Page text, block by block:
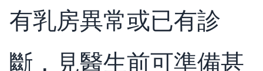
有乳房異常或已有診
斷，見醫生前可準備甚